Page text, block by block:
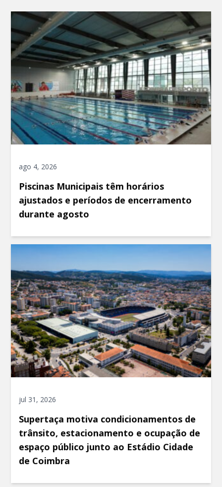
ago 4, 2026
Piscinas Municipais têm horários
ajustados e períodos de encerramento
durante agosto
jul 31, 2026
Supertaça motiva condicionamentos de
trânsito, estacionamento e ocupação de
espaço público junto ao Estádio Cidade
de Coimbra